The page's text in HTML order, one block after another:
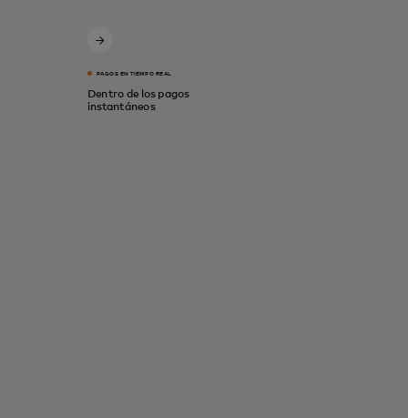
PAGOS EN TIEMPO REAL
Dentro de los pagos
instantáneos